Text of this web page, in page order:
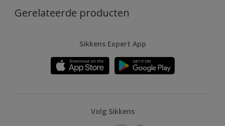
Gerelateerde producten
Sikkens Expert App
Volg Sikkens